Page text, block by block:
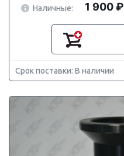
Наличные:
1 900 ₽
Срок поставки: В наличии